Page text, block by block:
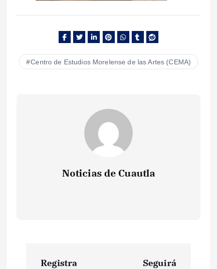
Centro de Estudios Morelense de las Artes (CEMA)
Noticias de Cuautla
Registra
Seguirá